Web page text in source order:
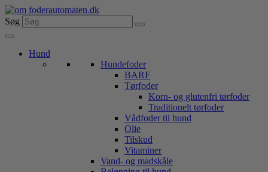
Videre
til
indhold
Søg
Hund
Hundefoder
BARF
Tørfoder
Korn- og glutenfri tørfoder
Traditionelt tørfoder
Vådfoder til hund
Olie
Tilskud
Vitaminer
Vand- og madskåle